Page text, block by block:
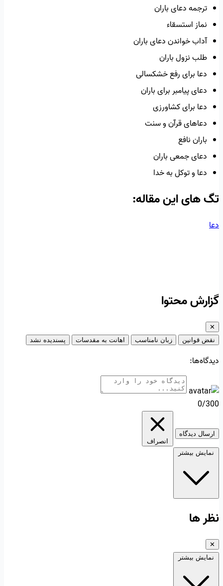
ترجمه دعای باران
نماز استسقاء
آداب خواندن دعای باران
طلب نزول باران
دعا برای رفع خشکسالی
دعای پیامبر برای باران
دعا برای کشاورزی
دعاهای قرآن و سنت
باران نافع
دعای جمعی باران
دعا و توکل به خدا
تگ های این مقاله:
دعا
گزارش محتوا
✕
نقض قوانین
زبان نامناسب اهانت به مقدسات پسندیده نشد
دیدگاه‌ها:
0/300
ارسال دیدگاه
انصراف
نمایش بیشتر
نظر ها
✕
نمایش بیشتر